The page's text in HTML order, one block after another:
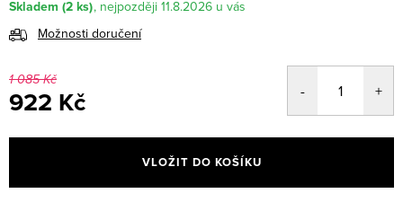
Skladem (2 ks)
11.8.2026
Možnosti doručení
1 085 Kč
922 Kč
cena:
VLOŽIT DO KOŠÍKU